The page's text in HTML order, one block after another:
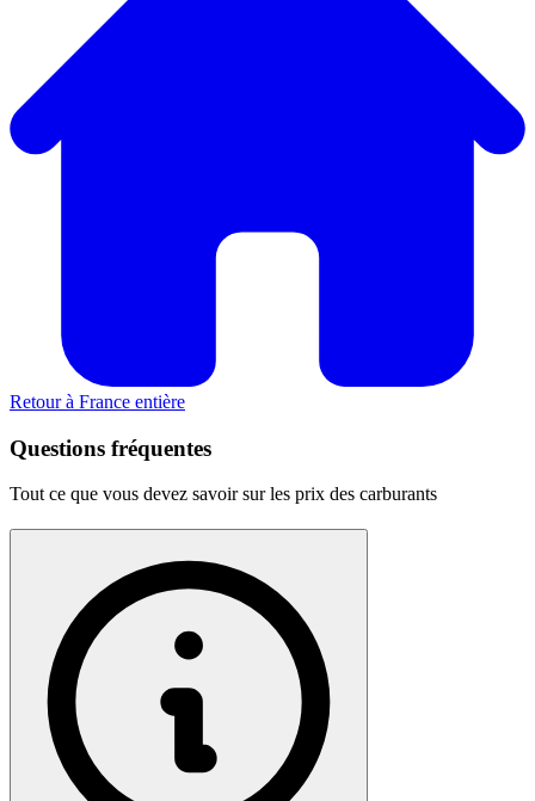
Retour à France entière
Questions fréquentes
Tout ce que vous devez savoir sur les prix des carburants